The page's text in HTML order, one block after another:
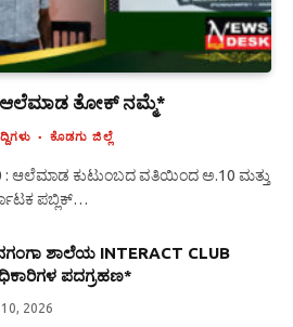
ಆಲೆಮಾಡ ತೋಕ್ ನಮ್ಮೆ*
ಕೊಡಗು ಜಿಲ್ಲೆ
: ಆಲೆಮಾಡ ಕುಟುಂಬದ ವತಿಯಿಂದ ಅ.10 ಮತ್ತು
ಪಬ್ಲಿಕ್…
ಶಾಲೆಯ INTERACT CLUB
ಪದಗ್ರಹಣ*
2026